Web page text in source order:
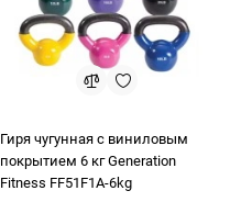
Гиря чугунная с виниловым
покрытием 6 кг Generation
Fitness FF51F1A-6kg